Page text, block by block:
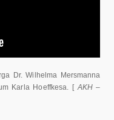
Dr. Wilhelma Mersmanna
Karla Hoeffkesa. [AKH –